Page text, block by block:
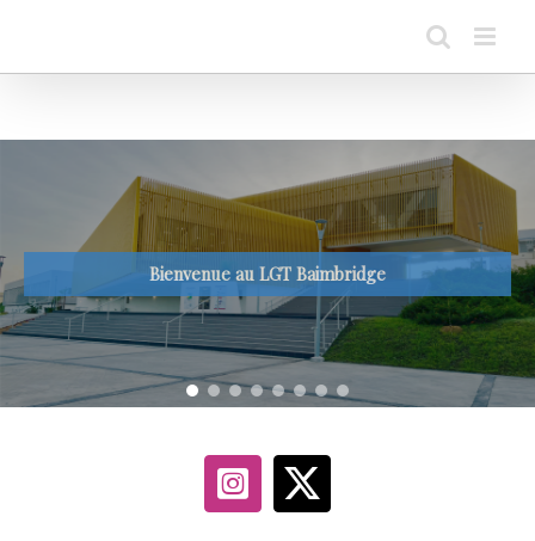
Bienvenue au LGT Baimbridge